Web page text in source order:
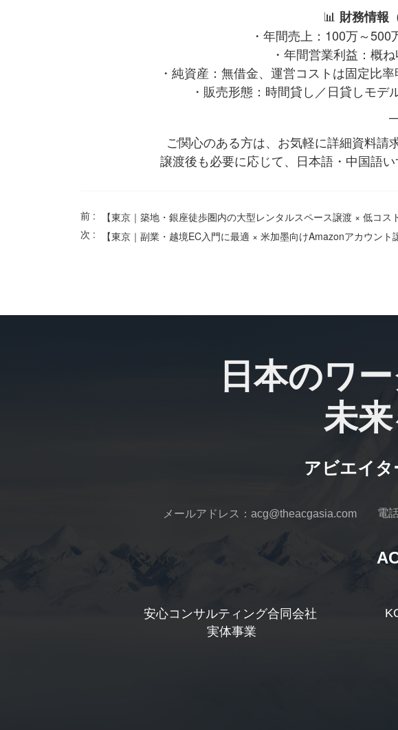
📊 財務情報
・年間売上：100万～500
・年間営業利益：概
・純資産：無借金、運営コストは固定比
・販売形態：時間貸し／日貸しモ
ご関心のある方は、お気軽に詳細資料請
譲渡後も必要に応じて、日本語・中国語
前 :
次 :
【東京｜副業・越境EC入門に最適 × 米加墨向けAmazonアカウント
日本のワ
未
メールアドレス：acg@theacgasia.com 電
安心コンサルティング合同会社
実体事業
アビエイ